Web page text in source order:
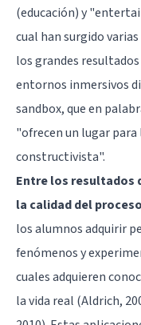
(educación) y
cual han surgido
los grandes
entornos inmersivos
sandbox, que en
"ofrecen un lugar
constructivista".
Entre los resultados
la calidad del
los alumnos adquirir
fenómenos y
cuales adquieren
la vida real (Aldrich,